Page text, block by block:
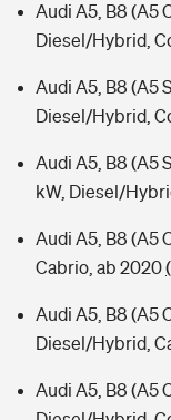
Audi A5, B8 (A5
Diesel/Hybrid,
Audi A5, B8 (A5
Diesel/Hybrid,
Audi A5, B8 (A5
kW, Diesel/
Audi A5, B8 (A5
Cabrio, ab 2020
Audi A5, B8 (A5
Diesel/Hybrid,
Audi A5, B8 (A5